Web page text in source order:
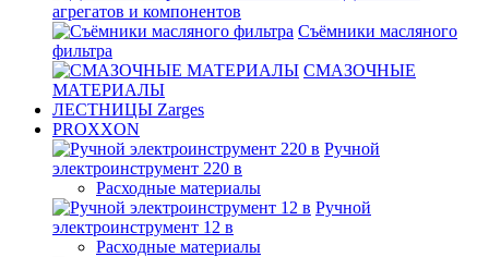
агрегатов и компонентов
Съёмники масляного
фильтра
СМАЗОЧНЫЕ
МАТЕРИАЛЫ
ЛЕСТНИЦЫ Zarges
PROXXON
Ручной
электроинструмент 220 в
Расходные материалы
Ручной
электроинструмент 12 в
Расходные материалы